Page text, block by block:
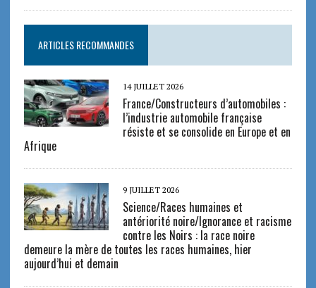
ARTICLES RECOMMANDES
14 JUILLET 2026
France/Constructeurs d’automobiles :
l’industrie automobile française
résiste et se consolide en Europe et en
Afrique
9 JUILLET 2026
Science/Races humaines et
antériorité noire/Ignorance et racisme
contre les Noirs : la race noire
demeure la mère de toutes les races humaines, hier
aujourd’hui et demain